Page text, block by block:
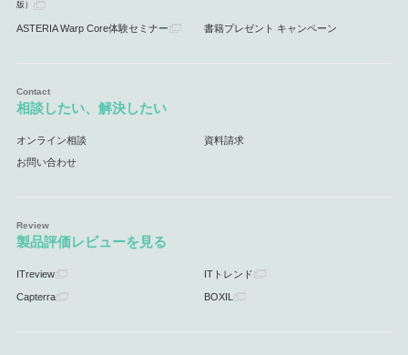
版）
ASTERIA Warp Core体験セミナー 書籍プレゼント キャンペーン
相談したい、解決したい
オンライン相談 資料請求
お問い合わせ
製品評価レビューを見る
ITreview ITトレンド
Capterra BOXIL